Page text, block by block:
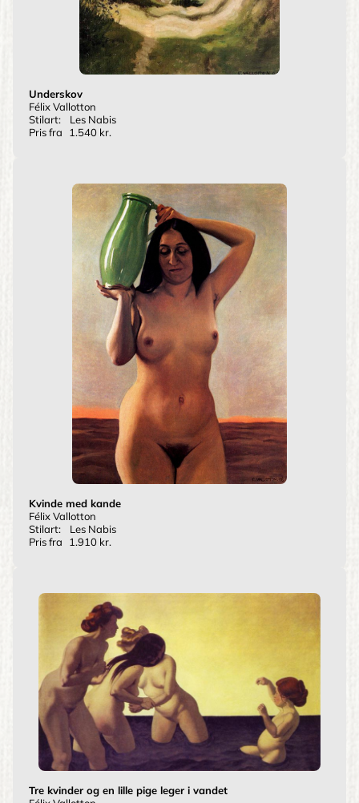
Underskov
Félix Vallotton
Stilart:
Les Nabis
Pris fra
1.540 kr.
Kvinde med kande
Félix Vallotton
Stilart:
Les Nabis
Pris fra
1.910 kr.
Tre kvinder og en lille pige leger i vandet